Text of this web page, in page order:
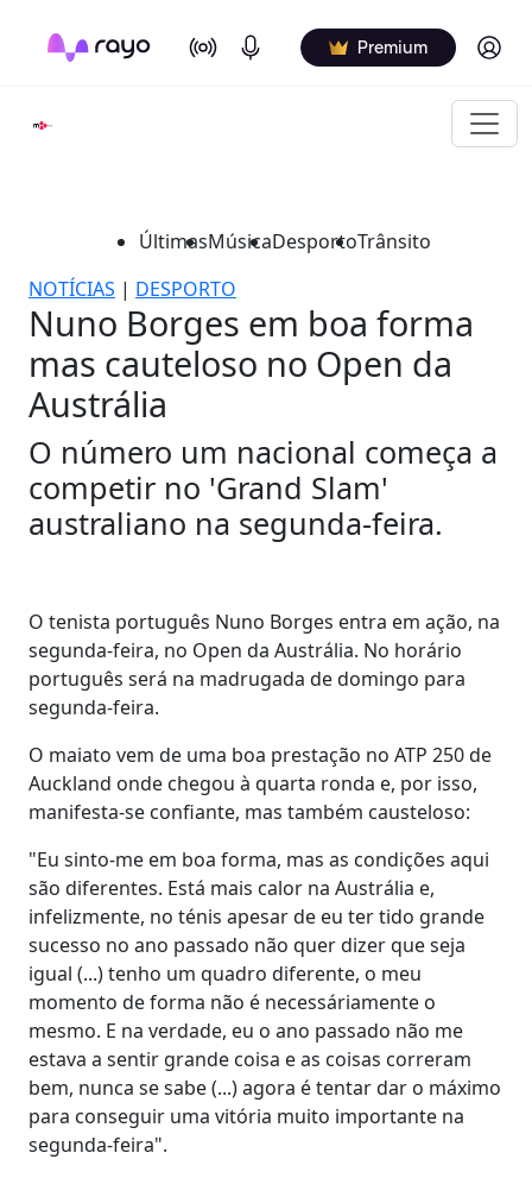
On Air Podcasts Premium Log in
ÚltimasMúsicaDesportoTrânsito
NOTÍCIAS | DESPORTO
Nuno Borges em boa forma
mas cauteloso no Open da
Austrália
O número um nacional começa a
competir no 'Grand Slam'
australiano na segunda-feira.
O tenista português Nuno Borges entra em ação, na
segunda-feira, no Open da Austrália. No horário
português será na madrugada de domingo para
segunda-feira.
O maiato vem de uma boa prestação no ATP 250 de
Auckland onde chegou à quarta ronda e, por isso,
manifesta-se confiante, mas também causteloso:
"Eu sinto-me em boa forma, mas as condições aqui
são diferentes. Está mais calor na Austrália e,
infelizmente, no ténis apesar de eu ter tido grande
sucesso no ano passado não quer dizer que seja
igual (...) tenho um quadro diferente, o meu
momento de forma não é necessáriamente o
mesmo. E na verdade, eu o ano passado não me
estava a sentir grande coisa e as coisas correram
bem, nunca se sabe (...) agora é tentar dar o máximo
para conseguir uma vitória muito importante na
segunda-feira".